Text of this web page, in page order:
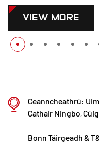
Ceanncheathrú:
Cathair Ningbo,
Bonn Táirgeadh &